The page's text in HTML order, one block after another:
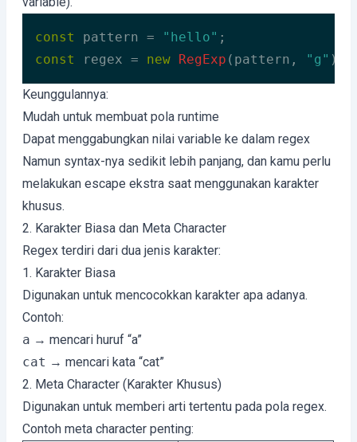
const pattern = "hello"
const
regex = new RegExp (pattern, "g" );
Code language:
Keunggulannya:
Mudah untuk membuat pola runtime
Dapat menggabungkan nilai variable ke dalam regex
Namun syntax-nya sedikit lebih panjang, dan kamu perlu
melakukan escape ekstra saat menggunakan karakter
khusus.
2. Karakter Biasa dan Meta Character
Regex terdiri dari dua jenis karakter:
1. Karakter Biasa
Digunakan untuk mencocokkan karakter apa adanya.
Contoh:
a → mencari huruf “a”
cat → mencari kata “cat”
2. Meta Character (Karakter Khusus)
Digunakan untuk memberi arti tertentu pada pola regex.
Contoh meta character penting: